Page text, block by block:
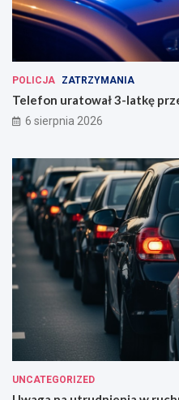
POLICJA ZATRZYMANIA
Telefon uratował 3-latkę
6 sierpnia 2026
UNCATEGORIZED